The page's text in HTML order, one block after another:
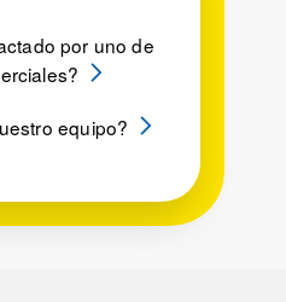
por uno de
equipo?